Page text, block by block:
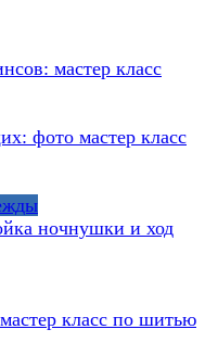
мастер класс
фото мастер класс
ночнушки и ход
класс по шитью